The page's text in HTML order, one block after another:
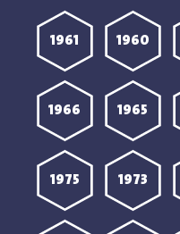
1960
1961
1965
1966
1973
1975